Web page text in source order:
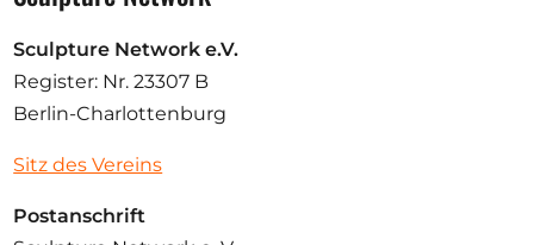
Sculpture Network e.V.
Register: Nr. 23307 B
Berlin-Charlottenburg
Sitz des Vereins
Postanschrift